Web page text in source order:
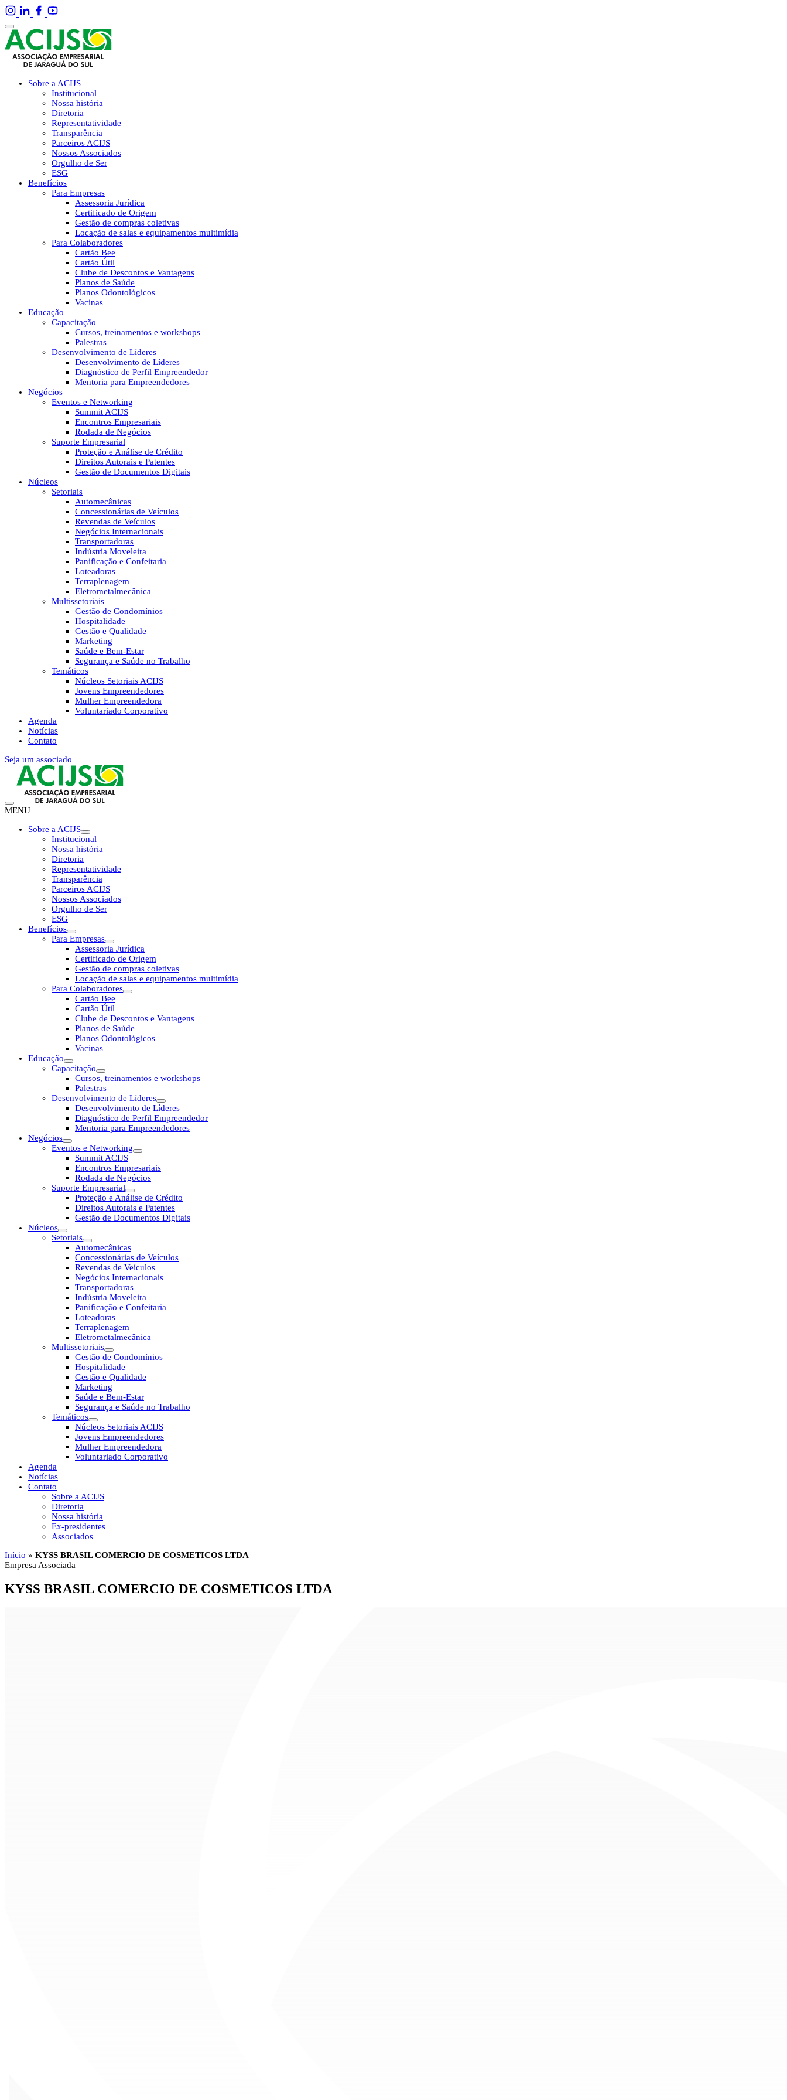
Sobre a ACIJS
Institucional
Nossa história
Diretoria
Representatividade
Transparência
Parceiros ACIJS
Nossos Associados
Orgulho de Ser
ESG
Benefícios
Para Empresas
Assessoria Jurídica
Certificado de Origem
Gestão de compras coletivas
Locação de salas e equipamentos multimídia
Para Colaboradores
Cartão Bee
Cartão Útil
Clube de Descontos e Vantagens
Planos de Saúde
Planos Odontológicos
Vacinas
Educação
Capacitação
Cursos, treinamentos e workshops
Palestras
Desenvolvimento de Líderes
Desenvolvimento de Líderes
Diagnóstico de Perfil Empreendedor
Mentoria para Empreendedores
Negócios
Eventos e Networking
Summit ACIJS
Encontros Empresariais
Rodada de Negócios
Suporte Empresarial
Proteção e Análise de Crédito
Direitos Autorais e Patentes
Gestão de Documentos Digitais
Núcleos
Setoriais
Automecânicas
Concessionárias de Veículos
Revendas de Veículos
Negócios Internacionais
Transportadoras
Indústria Moveleira
Panificação e Confeitaria
Loteadoras
Terraplenagem
Eletrometalmecânica
Multissetoriais
Gestão de Condomínios
Hospitalidade
Gestão e Qualidade
Marketing
Saúde e Bem-Estar
Segurança e Saúde no Trabalho
Temáticos
Núcleos Setoriais ACIJS
Jovens Empreendedores
Mulher Empreendedora
Voluntariado Corporativo
Agenda
Notícias
Contato
Seja um associado
MENU
Sobre a ACIJS
Institucional
Nossa história
Diretoria
Representatividade
Transparência
Parceiros ACIJS
Nossos Associados
Orgulho de Ser
ESG
Benefícios
Para Empresas
Assessoria Jurídica
Certificado de Origem
Gestão de compras coletivas
Locação de salas e equipamentos multimídia
Para Colaboradores
Cartão Bee
Cartão Útil
Clube de Descontos e Vantagens
Planos de Saúde
Planos Odontológicos
Vacinas
Educação
Capacitação
Cursos, treinamentos e workshops
Palestras
Desenvolvimento de Líderes
Desenvolvimento de Líderes
Diagnóstico de Perfil Empreendedor
Mentoria para Empreendedores
Negócios
Eventos e Networking
Summit ACIJS
Encontros Empresariais
Rodada de Negócios
Suporte Empresarial
Proteção e Análise de Crédito
Direitos Autorais e Patentes
Gestão de Documentos Digitais
Núcleos
Setoriais
Automecânicas
Concessionárias de Veículos
Revendas de Veículos
Negócios Internacionais
Transportadoras
Indústria Moveleira
Panificação e Confeitaria
Loteadoras
Terraplenagem
Eletrometalmecânica
Multissetoriais
Gestão de Condomínios
Hospitalidade
Gestão e Qualidade
Marketing
Saúde e Bem-Estar
Segurança e Saúde no Trabalho
Temáticos
Núcleos Setoriais ACIJS
Jovens Empreendedores
Mulher Empreendedora
Voluntariado Corporativo
Agenda
Notícias
Contato
Sobre a ACIJS
Diretoria
Nossa história
Ex-presidentes
Associados
Início » KYSS BRASIL COMERCIO DE COSMETICOS LTDA
Empresa Associada
KYSS BRASIL COMERCIO DE COSMETICOS LTDA